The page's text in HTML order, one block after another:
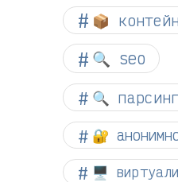
📦
🔍 seo
🔍 парсинг
🔐
🖥️